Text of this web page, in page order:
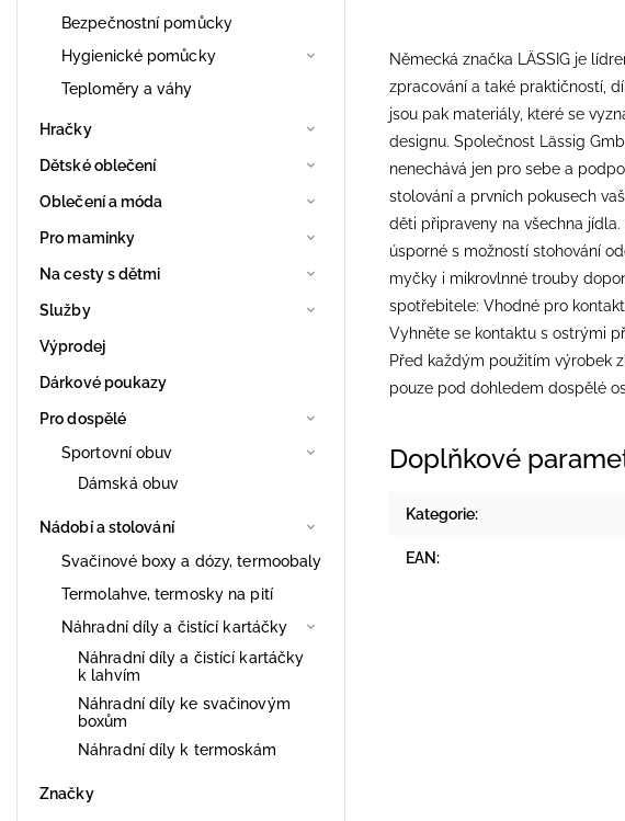
Bezpečnostní pomůcky
Hygienické pomůcky
Teploměry a váhy
Hračky
Dětské oblečení
Oblečení a móda
Pro maminky
Na cesty s dětmi
Služby
Výprodej
Dárkové poukazy
Pro dospělé
Sportovní obuv
Dámská obuv
Nádobí a stolování
Svačinové boxy a dózy, termoobaly
Termolahve, termosky na pití
Náhradní díly a čistící kartáčky
Náhradní díly a čistící kartáčky
k lahvím
Náhradní díly ke svačinovým
boxům
Náhradní díly k termoskám
Značky
Německá značka LÄSSIG je
zpracování a také praktičností,
jsou pak materiály, které se
designu. Společnost Lässig
nenechává jen pro sebe a
stolování a prvních pokusech
děti připraveny na všechna
úsporné s možností stohování
myčky i mikrovlnné trouby
spotřebitele: Vhodné pro
Vyhněte se kontaktu s ostrými
Před každým použitím výrobek
pouze pod dohledem dospělé
Doplňkové
Kategorie:
EAN :